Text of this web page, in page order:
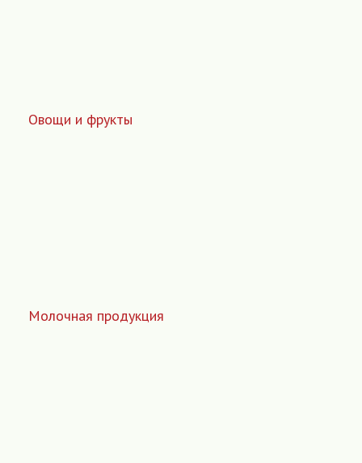
Овощи и фрукты
Молочная продукция